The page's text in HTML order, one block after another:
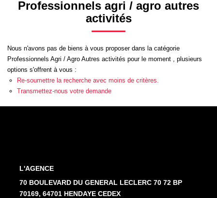
NOS SERVICES
Estimation
Biens Vendus
Expertise Immobilière
Type de bien
Surface min
Créer une alerte
Professionnels agri / agro autres
activités
Nous n'avons pas de biens à vous proposer dans la catégorie
Professionnels Agri / Agro Autres activités pour le moment , plusieurs
options s'offrent à vous :
Re-soumettre la recherche avec moins de critères.
Transmettez-nous votre demande
L'AGENCE
70 BOULEVARD DU GENERAL LECLERC 70 72 BP
70169, 64701 HENDAYE CEDEX